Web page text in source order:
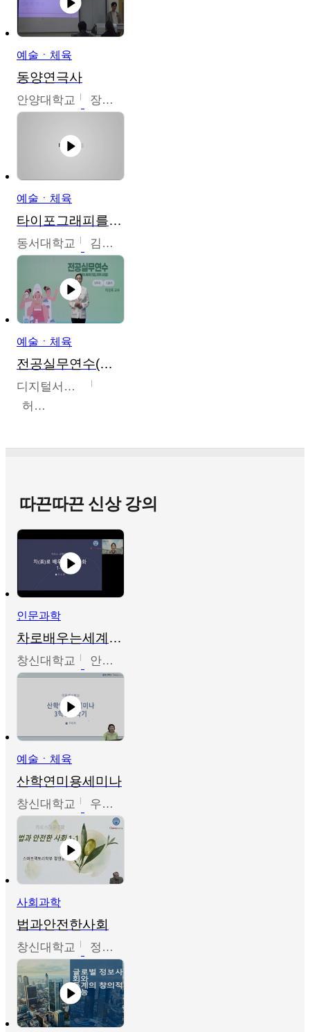
예술ㆍ체육
동양연극사
안양대학교 장영수
예술ㆍ체육
타이포그래피를 배워봅시다.
동서대학교 김경원
예술ㆍ체육
전공실무연수(헤어,메이크업,피부,네일)
디지털서울문화예술대학교
허정록
따끈따끈 신상 강의
인문과학
차로배우는세계문화
창신대학교 안소영
예술ㆍ체육
산학연미용세미나
창신대학교 우미옥,오윤경,박선이
사회과학
법과안전한사회
창신대학교 정연균